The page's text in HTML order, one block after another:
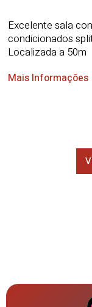
Excelente sala
condicionados
Localizada a 50m
Mais Informações